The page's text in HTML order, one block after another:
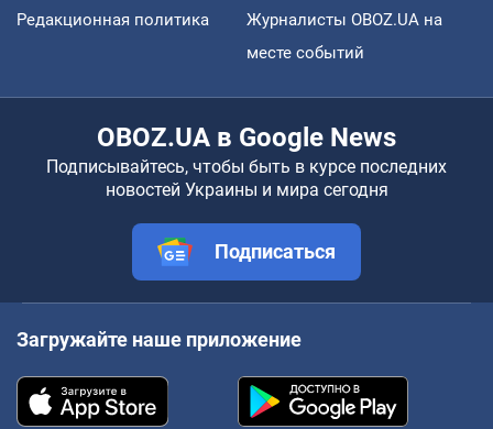
Редакционная политика
Журналисты OBOZ.UA на
месте событий
OBOZ.UA в Google News
Подписывайтесь, чтобы быть в курсе последних
новостей Украины и мира сегодня
Подписаться
Загружайте наше приложение